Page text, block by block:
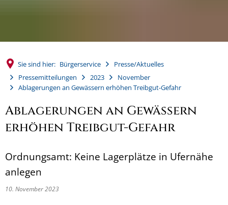
Sie sind hier: Bürgerservice
Presse/Aktuelles
Pressemitteilungen
2023
November
Ablagerungen an Gewässern erhöhen Treibgut-Gefahr
Ablagerungen an Gewässern
erhöhen Treibgut-Gefahr
Ordnungsamt: Keine Lagerplätze in Ufernähe
anlegen
10. November 2023